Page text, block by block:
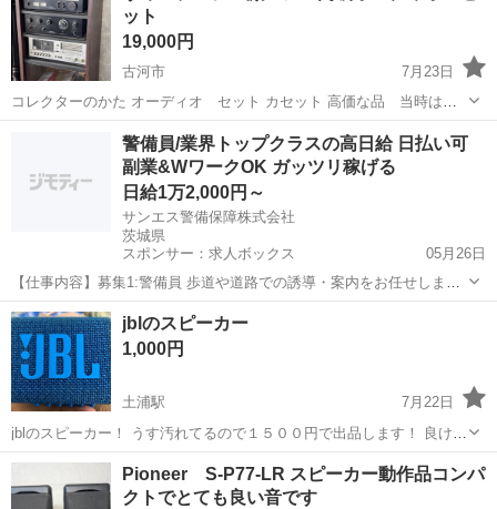
ット
19,000円
古河市
7月23日
コレクターのかた オーディオ セット カセット 高価な品 当時は数
十万で購入 買取の高いメーカーらしいです。 早い者勝ちです。 ⭕️境
ので格安 ノンクレの方
古河市 オーディオ ヴィンテージ
警備員/業界トップクラスの高日給 日払い可
副業&WワークOK ガッツリ稼げる
日給1万2,000円～
サンエス警備保障株式会社
茨城県
スポンサー：求人ボックス
05月26日
【仕事内容】募集1:警備員 歩道や道路での誘導・案内をお任せしま
す。 道路をご利用される車両や歩行者の方が安全に安心して通行する
ために適切に誘導してください。 勤務地へは直行直帰OKです! 募集2:
警備員 歩道や道路での誘導・案内...
アルバイト・パート
jblのスピーカー
1,000円
土浦駅
7月22日
jblのスピーカー！ うす汚れてるので１５００円で出品します！ 良けれ
ば是非！
茨城 稲敷郡
Pioneer S-P77-LR スピーカー動作品コンパ
クトでとても良い音です